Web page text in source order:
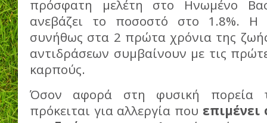
πρόσφατη μελέτη στο Ηνωμένο
ανεβάζει το ποσοστό στο 1.8%. Η
συνήθως στα 2 πρώτα χρόνια της
αντιδράσεων συμβαίνουν με τις
καρπούς.
Όσον αφορά στη φυσική πορεία
πρόκειται για αλλεργία που επιμένει